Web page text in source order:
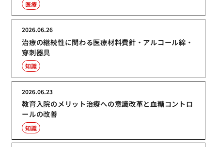
医療
治療の継続性に関わる医療材料費針・アルコール綿・
穿刺器具
2026.06.26
知識
教育入院のメリット治療への意識改革と血糖コントロ
ールの改善
2026.06.23
知識